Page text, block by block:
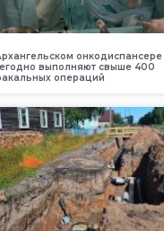
онкодиспансере
выполняют свыше 400
операций